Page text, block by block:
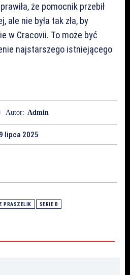
że pomocnik przebił
ale nie była tak zła, by
w Cracovii. To może być
najstarszego istniejącego
Autor: Admin
9 lipca 2025
PRASZELIK SERIE B